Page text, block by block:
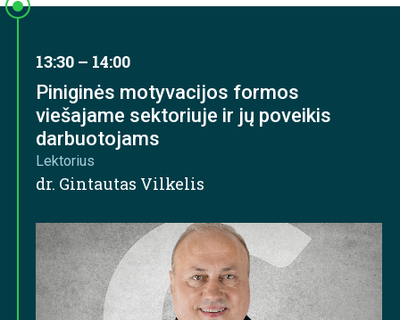
13:30 – 14:00
Piniginės motyvacijos formos
viešajame sektoriuje ir jų poveikis
darbuotojams
Lektorius
dr. Gintautas Vilkelis